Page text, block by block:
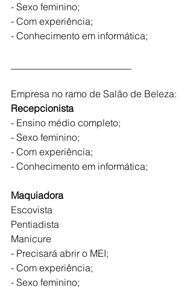
- Sexo feminino;
- Com experiência;
- Conhecimento em informática;
Empresa no ramo de Salão de Beleza:
Recepcionista
- Ensino médio completo;
- Sexo feminino;
- Com experiência;
- Conhecimento em informática;
Maquiadora
Escovista
Pentiadista
Manicure
- Precisará abrir o MEI;
- Com experiência;
- Sexo feminino;